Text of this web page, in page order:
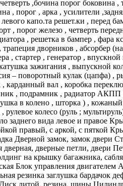
,бочина порог
, порог , арка , усилители
капо.та решет.ки , перед
, порог железо , четверть
, решетка в бампер , фара
трапеция дворников , абсорбер
, стартер , генератор ,
зажигания , выпускной
– поворотный кулак (цапфа) ,
, карданный вал , коробка
, подрамник , радиатор АКПП
в колено , шторка ) , кожаный
рулевое колесо (руль ;
заднего вида левое и правое
правый, с аркой, с пяткой
Дверной замок, замок двери
дверная, дверные петли, двери
на крышку багажника,
Блок управления
резинка заглушка бардачок
литой, резина, шины